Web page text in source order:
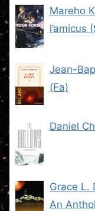
Mareho
l’amicus
Jean-
(Fa)
Daniel
Grace L.
An